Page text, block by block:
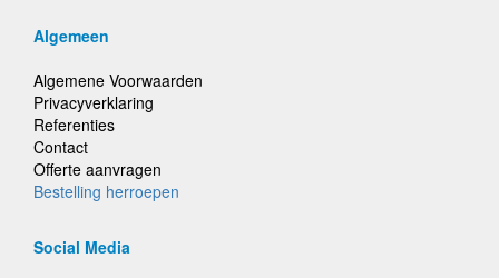
Algemeen
Algemene Voorwaarden
Privacyverklaring
Referenties
Contact
Offerte aanvragen
Bestelling herroepen
Social Media